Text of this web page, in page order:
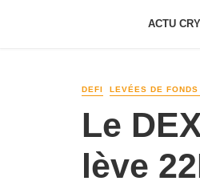
ACTU
DEFI LEVÉES DE
Le
lève